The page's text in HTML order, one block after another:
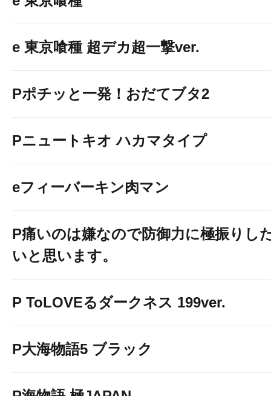
e 東京喰種 超デカ超一撃ver.
Pポチッと一発！おだてブタ2
Pニュートキオ ハカマタイプ
eフィーバーキン肉マン
P痛いのは嫌なので防御力に極振りし
いと思います。
P ToLOVEるダークネス 199ver.
P大海物語5 ブラック